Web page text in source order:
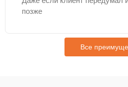
позже
Все